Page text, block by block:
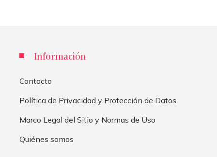
Información
Contacto
Política de Privacidad y Protección de Datos
Marco Legal del Sitio y Normas de Uso
Quiénes somos